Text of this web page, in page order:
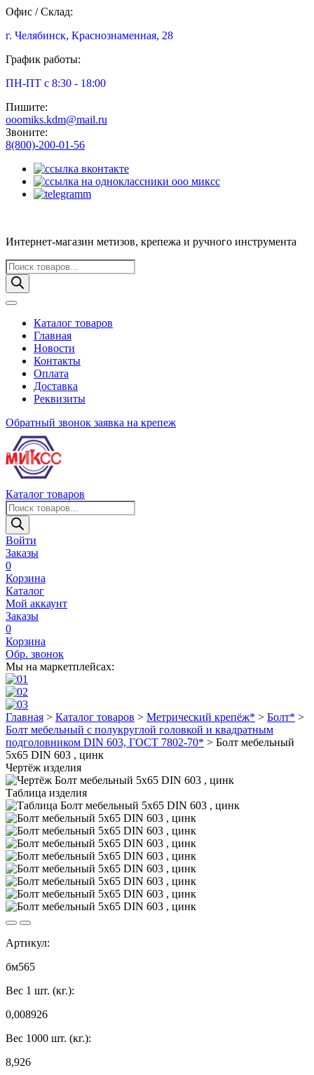
Офис / Склад:
г. Челябинск, Краснознаменная, 28
График работы:
ПН-ПТ с 8:30 - 18:00
Пишите:
ooomiks.kdm@mail.ru
Звоните:
8(800)-200-01-56
Интернет-магазин метизов, крепежа и ручного инструмента
Поиск
товаров
Каталог товаров
Главная
Новости
Контакты
Оплата
Доставка
Реквизиты
Обратный звонок заявка на крепеж
Каталог товаров
Поиск
товаров
Войти
Заказы
0
Корзина
Каталог
Мой аккаунт
Заказы
0
Корзина
Обр. звонок
Мы на маркетплейсах:
Главная > Каталог товаров > Метрический крепёж* > Болт* >
Болт мебельный с полукруглой головкой и квадратным
подголовником DIN 603, ГОСТ 7802-70* > Болт мебельный
5х65 DIN 603 , цинк
Чертёж изделия
Таблица изделия
Артикул:
бм565
Вес 1 шт. (кг.):
0,008926
Вес 1000 шт. (кг.):
8,926